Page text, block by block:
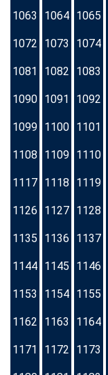
1063 1064 1065
1072 1073 1074
1081 1082 1083
1090 1091 1092
1099 1100 1101
1108 1109 1110
1117 1118 1119
1126 1127 1128
1135 1136 1137
1144 1145 1146
1153 1154 1155
1162 1163 1164
1171 1172 1173